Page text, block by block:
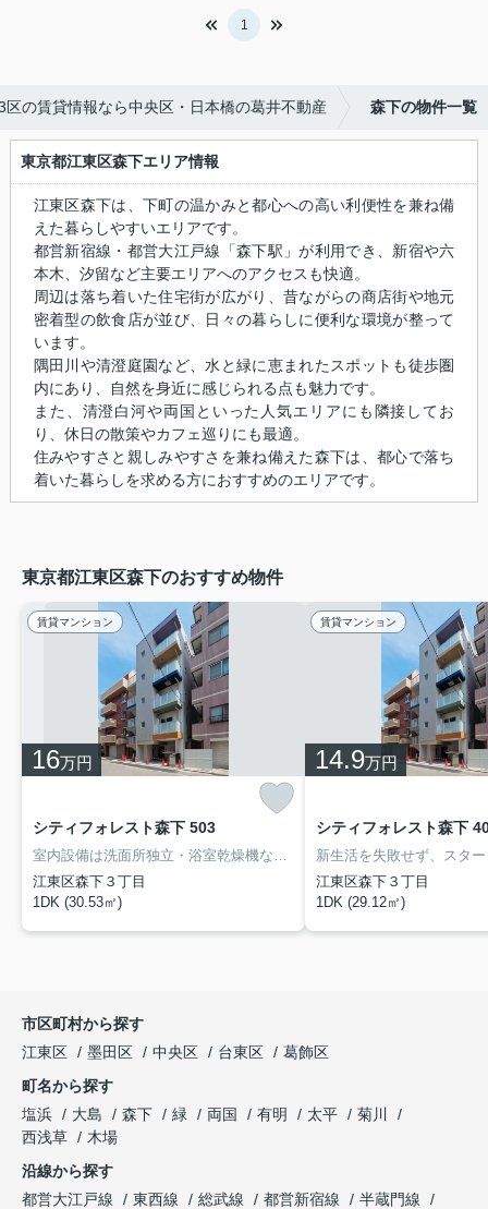
1
区の賃貸情報なら中央区・日本橋の葛井不動産 森下の物件一覧
東京都江東区森下エリア情報
江東区森下は、下町の温かみと都心への高い利便性を兼ね備
えた暮らしやすいエリアです。
都営新宿線・都営大江戸線「森下駅」が利用でき、新宿や六
本木、汐留など主要エリアへのアクセスも快適。
周辺は落ち着いた住宅街が広がり、昔ながらの商店街や地元
密着型の飲食店が並び、日々の暮らしに便利な環境が整って
います。
隅田川や清澄庭園など、水と緑に恵まれたスポットも徒歩圏
内にあり、自然を身近に感じられる点も魅力です。
また、清澄白河や両国といった人気エリアにも隣接してお
り、休日の散策やカフェ巡りにも最適。
住みやすさと親しみやすさを兼ね備えた森下は、都心で落ち
着いた暮らしを求める方におすすめのエリアです。
東京都江東区森下のおすすめ物件
賃貸マンション
16万円
シティフォレスト森下 503
江東区森下３丁目
1DK (30.53㎡)
賃貸マンション
14.9万円
シティフォレスト森下
江東区森下３丁目
1DK (29.12㎡)
市区町村から探す
江東区
墨田区 中央区 台東区
葛飾区
町名から探す
塩浜
大島 森下 緑 両国 有明 太平
菊川
西浅草
木場
沿線から探す
都営大江戸線
東西線 総武線 都営新宿線
半蔵門線